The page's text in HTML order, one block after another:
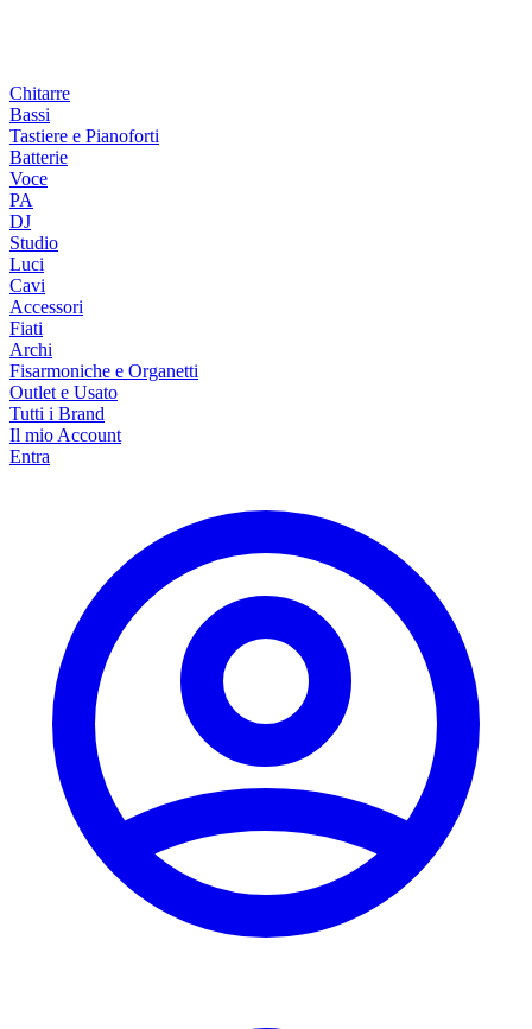
Chitarre
Bassi
Tastiere e Pianoforti
Batterie
Voce
PA
DJ
Studio
Luci
Cavi
Accessori
Fiati
Archi
Fisarmoniche e Organetti
Outlet e Usato
Tutti i Brand
Il mio Account
Entra